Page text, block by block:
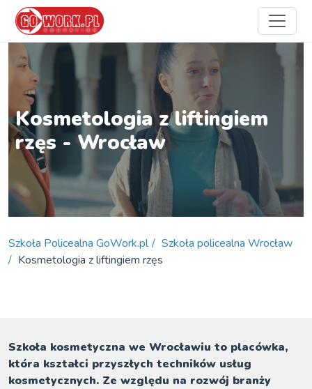
Kosmetologia z liftingiem
rzęs - Wrocław
Szkoła Policealna GoWork.pl
Szkoła policealna Wrocław
Kosmetologia z liftingiem rzęs
Szkoła kosmetyczna we Wrocławiu to placówka,
która kształci przyszłych techników usług
kosmetycznych. Ze względu na rozwój branży